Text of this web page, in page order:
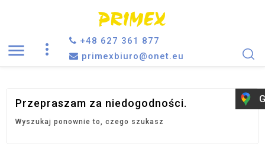

+48 627 361 877
primexbiuro@onet.eu
Przepraszam za niedogodności.
Wyszukaj ponownie to, czego szukasz